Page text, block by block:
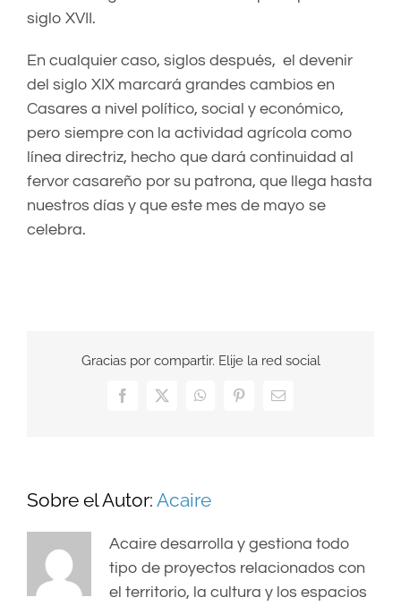
siglo XVII.
En cualquier caso, siglos después, el devenir
del siglo XIX marcará grandes cambios en
Casares a nivel político, social y económico,
pero siempre con la actividad agrícola como
línea directriz, hecho que dará continuidad al
fervor casareño por su patrona, que llega hasta
nuestros días y que este mes de mayo se
celebra.
Gracias por compartir. Elije la red social
Facebook
X WhatsAppPinterestCorreo
Sobre el Autor: Acaire
Acaire desarrolla y gestiona todo
tipo de proyectos relacionados con
el territorio, la cultura y los espacios